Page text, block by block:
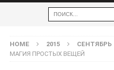
HOME 2015 СЕНТЯБРЬ
МАГИЯ ПРОСТЫХ ВЕЩЕЙ